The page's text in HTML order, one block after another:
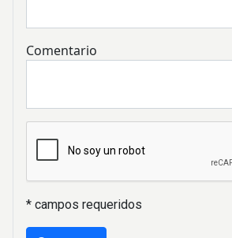
Comentario
* campos requeridos